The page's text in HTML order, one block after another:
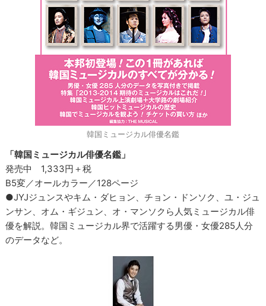
韓国ミュージカル俳優名鑑
「韓国ミュージカル俳優名鑑」
発売中 1,333円＋税
B5変／オールカラー／128ページ
●JYJジュンスやキム・ダヒョン、チョン・ドンソク、ユ・ジュ
ンサン、オム・ギジュン、オ・マンソクら人気ミュージカル俳
優を解説。韓国ミュージカル界で活躍する男優・女優285人分
のデータなど。